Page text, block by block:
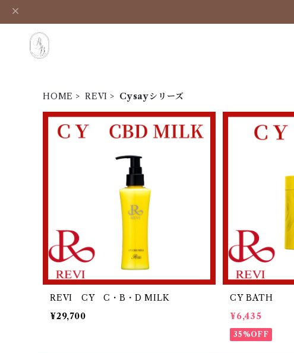
HOME REVI Cysayシリーズ
REVI CY C・B・D MILK
¥29,700
CY BATH
¥6,435
35%OFF